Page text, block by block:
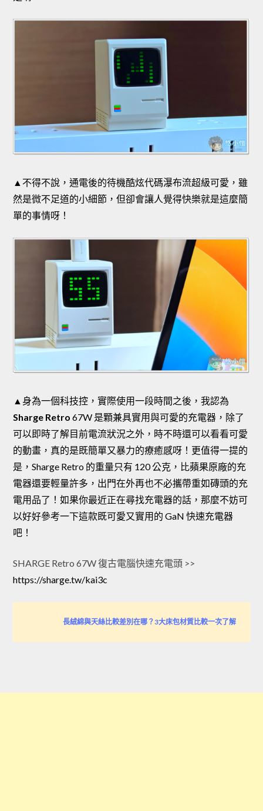
▲不得不說，通電後的待機酷炫代碼瀑布流超級可愛，雖
然是微不足道的小細節，但卻會讓人覺得快樂就是這麼簡
單的事情呀！
▲身為一個科技控，實際使用一段時間之後，我認為
Sharge Retro 67W 是顆兼具實用與可愛的充電器，除了
可以即時了解目前電流狀況之外，時不時還可以看看可愛
的動畫，真的是既簡單又暴力的療癒感呀！更值得一提的
是，Sharge Retro 的重量只有 120 公克，比蘋果原廠的充
電器還要輕量許多，出門在外再也不必攜帶重如磚頭的充
電用品了！如果你最近正在尋找充電器的話，那麼不妨可
以好好參考一下這款既可愛又實用的 GaN 快速充電器
吧！
SHARGE Retro 67W 復古電腦快速充電頭 >>
https://sharge.tw/kai3c
長絨綿與天絲比較差別在哪？3大床包材質比較一次了解